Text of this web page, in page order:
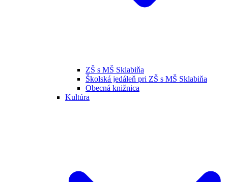
ZŠ s MŠ Sklabiňa
Školská jedáleň pri ZŠ s MŠ Sklabiňa
Obecná knižnica
Kultúra